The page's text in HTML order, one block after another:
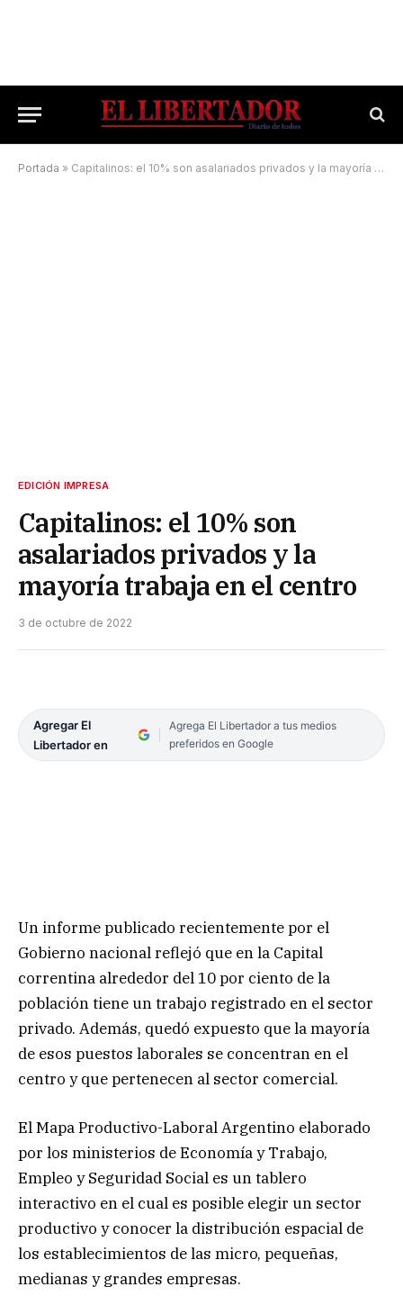
Portada » Capitalinos: el 10% son asalariados privados y la mayoría trabaja en el centro
EDICIÓN IMPRESA
Capitalinos: el 10% son
asalariados privados y la
mayoría trabaja en el centro
3 de octubre de 2022
Agregar El
Libertador en
Agrega El Libertador a tus medios
preferidos en Google
Un informe publicado recientemente por el
Gobierno nacional reflejó que en la Capital
correntina alrededor del 10 por ciento de la
población tiene un trabajo registrado en el sector
privado. Además, quedó expuesto que la mayoría
de esos puestos laborales se concentran en el
centro y que pertenecen al sector comercial.
El Mapa Productivo-Laboral Argentino elaborado
por los ministerios de Economía y Trabajo,
Empleo y Seguridad Social es un tablero
interactivo en el cual es posible elegir un sector
productivo y conocer la distribución espacial de
los establecimientos de las micro, pequeñas,
medianas y grandes empresas.